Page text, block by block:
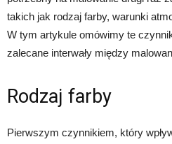
takich jak rodzaj farby, warunki
W tym artykule omówimy te
zalecane interwały między
Rodzaj farby
Pierwszym czynnikiem, który